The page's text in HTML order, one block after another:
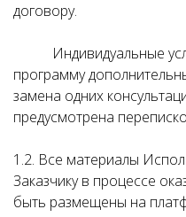
договору.
Индивидуальные
программу
замена одних
предусмотрена
1.2. Все материалы
Заказчику в процессе
быть размещены на